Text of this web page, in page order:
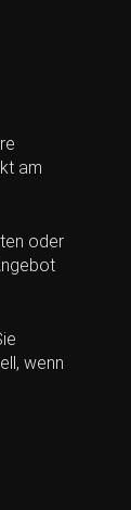
am
oder
wenn